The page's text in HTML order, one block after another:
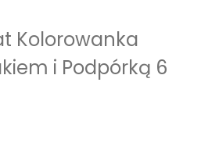
Kolorowanka
i Podpórką 6